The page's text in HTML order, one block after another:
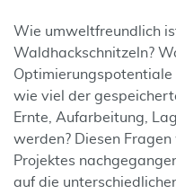
Wie umweltfreundlich
Waldhackschnitzeln?
Optimierungspotentiale
wie viel der
Ernte, Aufarbeitung,
werden? Diesen
Projektes
auf die